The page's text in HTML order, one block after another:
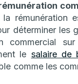
rémunération
déterminer les
commercial
le salaire de
comme les